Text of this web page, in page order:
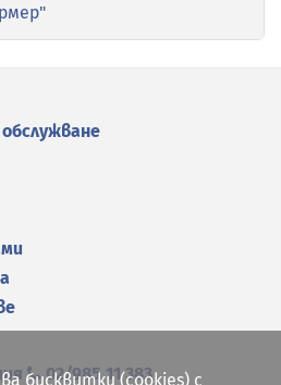
02/985 11 383
бисквитки (cookies) с